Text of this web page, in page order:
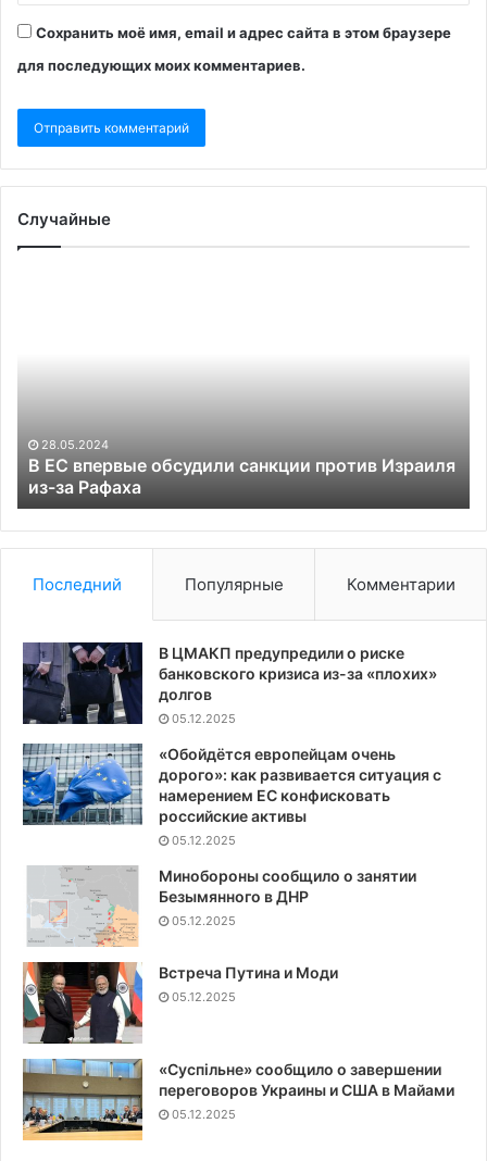
Сохранить моё имя, email и адрес сайта в этом браузере
для последующих моих комментариев.
Случайные
из-
за
Рафаха
28.05.2024
В ЕС впервые обсудили санкции против Израиля
из-за Рафаха
Последний Популярные Комментарии
В ЦМАКП предупредили о риске
банковского кризиса из-за «плохих»
долгов
05.12.2025
«Обойдётся европейцам очень
дорого»: как развивается ситуация с
намерением ЕС конфисковать
российские активы
05.12.2025
Минобороны сообщило о занятии
Безымянного в ДНР
05.12.2025
Встреча Путина и Моди
05.12.2025
«Суспiльне» сообщило о завершении
переговоров Украины и США в Майами
05.12.2025